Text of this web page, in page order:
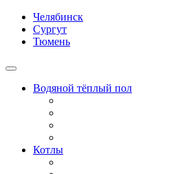
Челябинск
Сургут
Тюмень
Водяной тёплый пол
Котлы